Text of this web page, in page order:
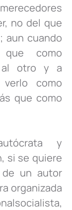
no del que
aun cuando
como
al otro y a
como
que como
y
si se quiere
un autor
organizada